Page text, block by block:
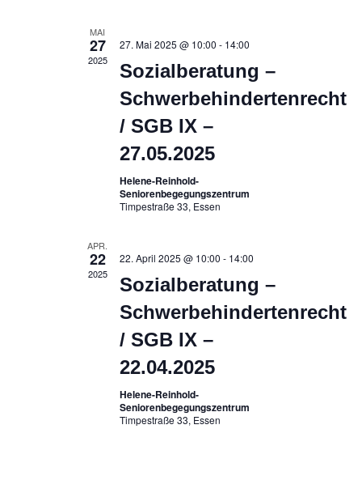
MAI
27
2025
27. Mai 2025 @ 10:00 - 14:00
Sozialberatung –
Schwerbehindertenrecht
/ SGB IX –
27.05.2025
Helene-Reinhold-
Seniorenbegegungszentrum
Timpestraße 33, Essen
APR.
22
2025
22. April 2025 @ 10:00 - 14:00
Sozialberatung –
Schwerbehindertenrecht
/ SGB IX –
22.04.2025
Helene-Reinhold-
Seniorenbegegungszentrum
Timpestraße 33, Essen